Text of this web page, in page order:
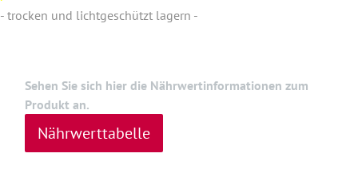
- trocken und lichtgeschützt lagern -
Sehen Sie sich hier die Nährwertinformationen zum
Produkt an.
Nährwerttabelle